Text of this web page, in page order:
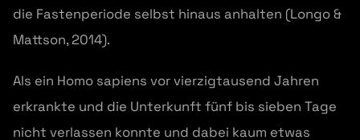
die Fastenperiode selbst hinaus anhalten (Longo &
Mattson, 2014).
Als ein Homo sapiens vor vierzigtausend Jahren
erkrankte und die Unterkunft fünf bis sieben Tage
nicht verlassen konnte und dabei kaum etwas